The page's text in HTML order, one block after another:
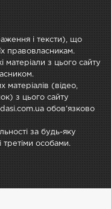
і тексти), що
правовласникам.
матеріали з цього сайту
матеріалів (відео,
з цього сайту
обов'язково
за будь-яку
особами.